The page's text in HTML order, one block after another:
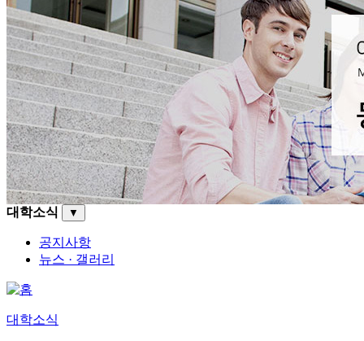
대학소식 ▼
공지사항
뉴스 · 갤러리
대학소식